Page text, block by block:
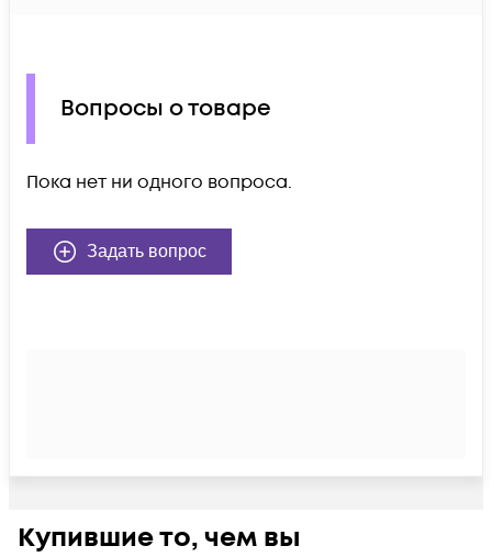
Вопросы о товаре
Пока нет ни одного вопроса.
Задать вопрос
Купившие то, чем вы